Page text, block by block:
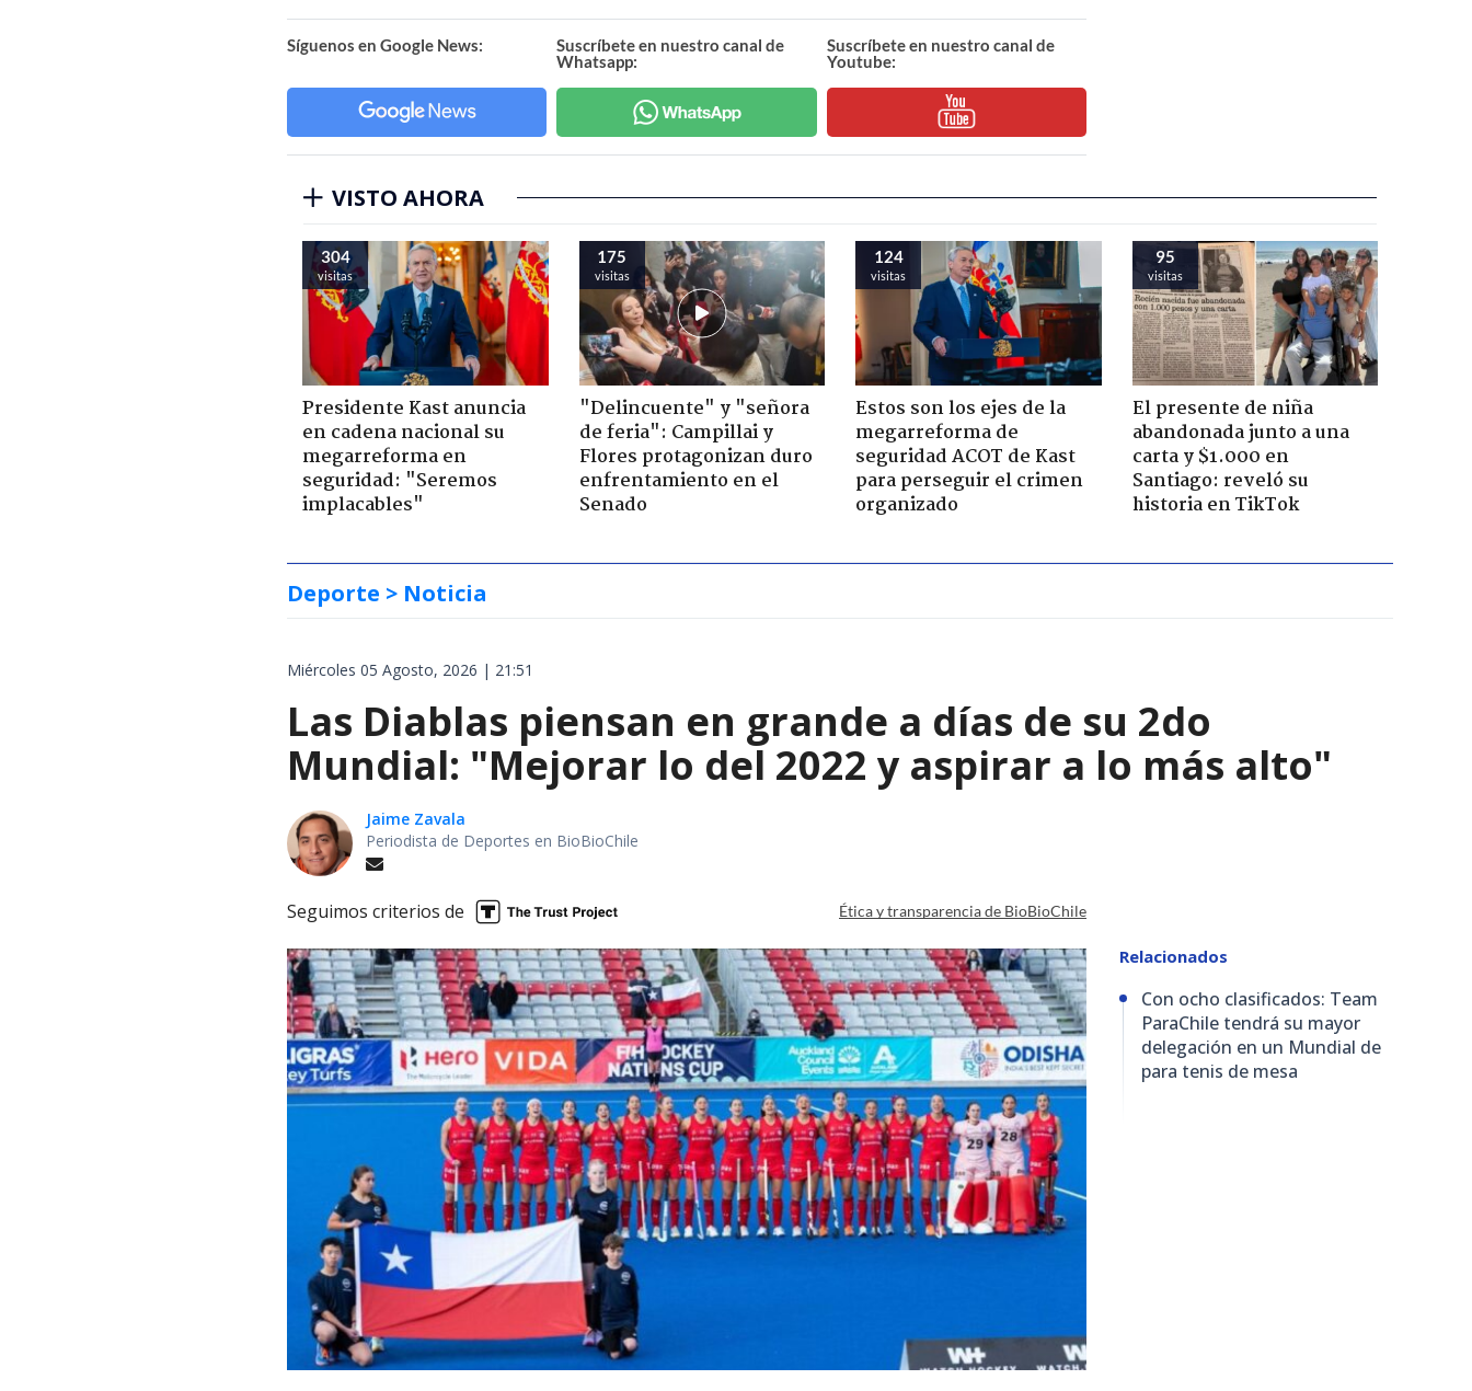
Síguenos en Google News:
Suscríbete en nuestro canal de
Whatsapp:
Suscríbete en nuestro canal de
Youtube:
VISTO AHORA
304
visitas
Presidente Kast anuncia
en cadena nacional su
megarreforma en
seguridad: "Seremos
implacables"
175
visitas
"Delincuente" y "señora
de feria": Campillai y
Flores protagonizan duro
enfrentamiento en el
Senado
124
visitas
Estos son los ejes de la
megarreforma de
seguridad ACOT de Kast
para perseguir el crimen
organizado
95
visitas
El presente de niña
abandonada junto a una
carta y $1.000 en
Santiago: reveló su
historia en TikTok
Deporte > Noticia
Miércoles 05 Agosto, 2026 | 21:51
Las Diablas piensan en grande a días de su 2do
Mundial: "Mejorar lo del 2022 y aspirar a lo más alto"
Jaime Zavala
Periodista de Deportes en BioBioChile
Seguimos criterios de Ética y transparencia de BioBioChile
Relacionados
Con ocho clasificados: Team
ParaChile tendrá su mayor
delegación en un Mundial de
para tenis de mesa